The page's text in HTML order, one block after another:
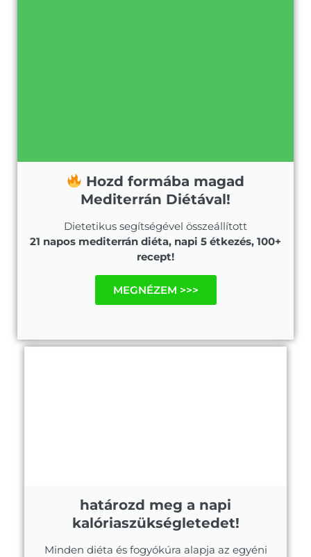
Hozd formába magad
Mediterrán Diétával!
Dietetikus segítségével összeállított
21 napos mediterrán diéta, napi 5 étkezés, 100+
recept!
MEGNÉZEM >>>
határozd meg a napi
kalóriaszükségletedet!
Minden diéta és fogyókúra alapja az egyéni